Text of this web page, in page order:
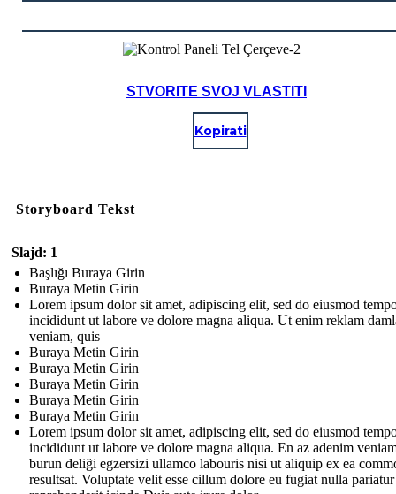
STVORITE SVOJ VLASTITI
Kopirati
Storyboard Tekst
Slajd: 1
Başlığı Buraya Girin
Buraya Metin Girin
Lorem ipsum dolor sit amet, adipiscing elit, sed do eiusmod
incididunt ut labore ve dolore magna aliqua. Ut enim reklam
veniam, quis
Buraya Metin Girin
Buraya Metin Girin
Buraya Metin Girin
Buraya Metin Girin
Buraya Metin Girin
Lorem ipsum dolor sit amet, adipiscing elit, sed do eiusmod
incididunt ut labore ve dolore magna aliqua. En az adenim
burun deliği egzersizi ullamco labouris nisi ut aliquip ex ea
resultsat. Voluptate velit esse cillum dolore eu fugiat nulla